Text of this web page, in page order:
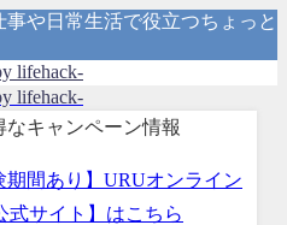
や日常生活で役立つちょっと
lifehack-
lifehack-
なキャンペーン情報
期間あり】URUオンライン
式サイト】はこちら